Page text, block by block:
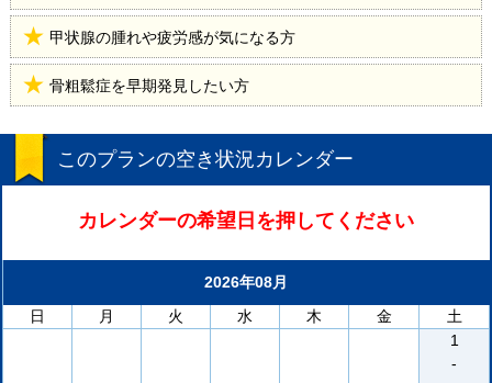
甲状腺の腫れや疲労感が気になる方
骨粗鬆症を早期発見したい方
このプランの空き状況カレンダー
カレンダーの希望日を押してください
2026年08月
日
月 火 水 木 金
土
1
-